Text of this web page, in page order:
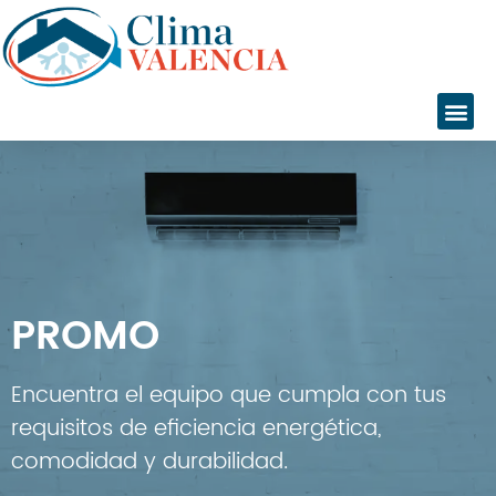
Inicio
Catálogo
Marcas
Daikin
Daitsu
PROMO
Encuentra el equipo que cumpla con tus
requisitos de eficiencia energética,
comodidad y durabilidad.